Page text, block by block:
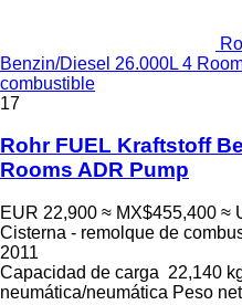
Benzin/Diesel 26.000L 4
combustible
17
Rohr FUEL Kraftstoff
Rooms ADR Pump
EUR 22,900 ≈ MX$455,400 ≈
Cisterna - remolque de
2011
Capacidad de carga 22,140
neumática/neumática Peso